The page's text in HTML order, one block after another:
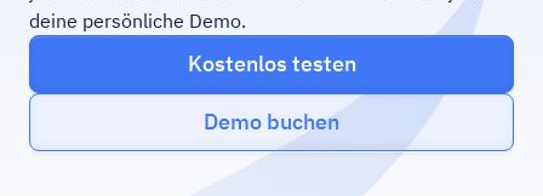
deine persönliche Demo.
Kostenlos testen
Demo buchen